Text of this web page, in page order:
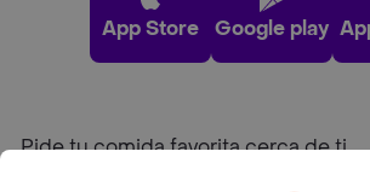
App Store Google play
Pide tu comida favorita cerca de ti